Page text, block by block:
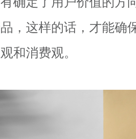
，这样的话，才能确
和消费观。